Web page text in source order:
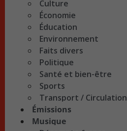
Culture
Économie
Éducation
Environnement
Faits divers
Politique
Santé et bien-être
Sports
Transport / Circulation
Émissions
Musique